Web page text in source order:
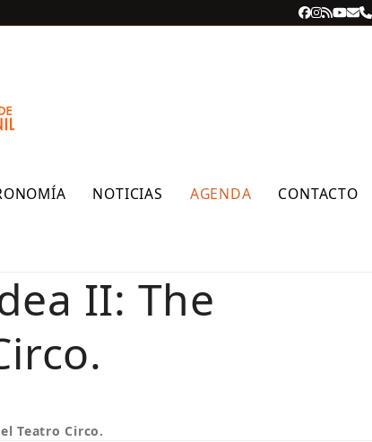
Facebook
RSS
NOTICIAS AGENDA CONTACTO
II: The
Teatro Circo.